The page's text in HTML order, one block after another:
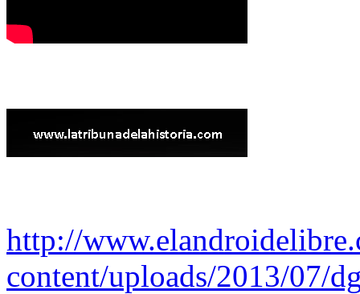
http://
content/uploads/2013/07/